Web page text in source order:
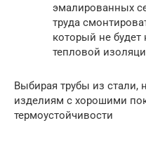
эмалированных
труда
который не
тепловой
Выбирая трубы из стали,
изделиям с хорошими
термоустойчивости